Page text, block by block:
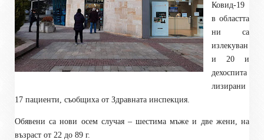
Ковид-19
в областта
ни са
излекуван
и 20 и
дехоспита
лизирани
17 пациенти, съобщиха от Здравната инспекция.
Обявени са нови осем случая – шестима мъже и две жени, на
възраст от 22 до 89 г.